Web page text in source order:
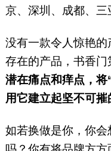
京、深圳、成都、三
没有一款令人惊艳
存在的产品，书香门
潜在痛点和痒点，将
用它建立起坚不可摧
如若换做是你，你